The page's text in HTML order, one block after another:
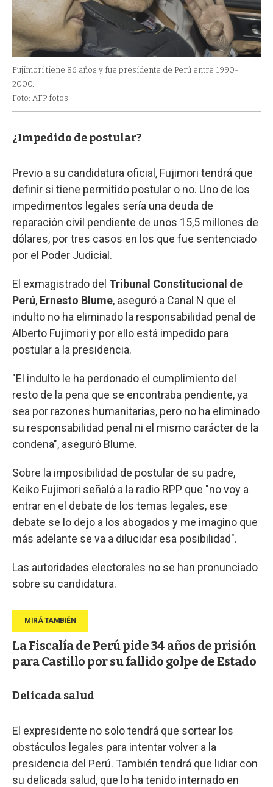
Fujimori tiene 86 años y fue presidente de Perú entre 1990-
2000.
Foto: AFP fotos
¿Impedido de postular?
Previo a su candidatura oficial, Fujimori tendrá que
definir si tiene permitido postular o no. Uno de los
impedimentos legales sería una deuda de
reparación civil pendiente de unos 15,5 millones de
dólares, por tres casos en los que fue sentenciado
por el Poder Judicial.
El exmagistrado del Tribunal Constitucional de
Perú, Ernesto Blume, aseguró a Canal N que el
indulto no ha eliminado la responsabilidad penal de
Alberto Fujimori y por ello está impedido para
postular a la presidencia.
"El indulto le ha perdonado el cumplimiento del
resto de la pena que se encontraba pendiente, ya
sea por razones humanitarias, pero no ha eliminado
su responsabilidad penal ni el mismo carácter de la
condena", aseguró Blume.
Sobre la imposibilidad de postular de su padre,
Keiko Fujimori señaló a la radio RPP que "no voy a
entrar en el debate de los temas legales, ese
debate se lo dejo a los abogados y me imagino que
más adelante se va a dilucidar esa posibilidad".
Las autoridades electorales no se han pronunciado
sobre su candidatura.
La Fiscalía de Perú pide 34 años de prisión
para Castillo por su fallido golpe de Estado
Delicada salud
El expresidente no solo tendrá que sortear los
obstáculos legales para intentar volver a la
presidencia del Perú. También tendrá que lidiar con
su delicada salud, que lo ha tenido internado en